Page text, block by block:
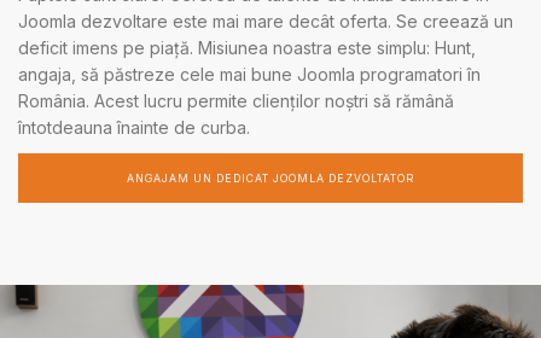
Joomla dezvoltare este mai mare decât oferta. Se creează un
deficit imens pe piață. Misiunea noastra este simplu: Hunt,
angaja, să păstreze cele mai bune Joomla programatori în
România. Acest lucru permite clienților noștri să rămână
întotdeauna înainte de curba.
ANGAJAM UN DEDICAT JOOMLA DEZVOLTATOR